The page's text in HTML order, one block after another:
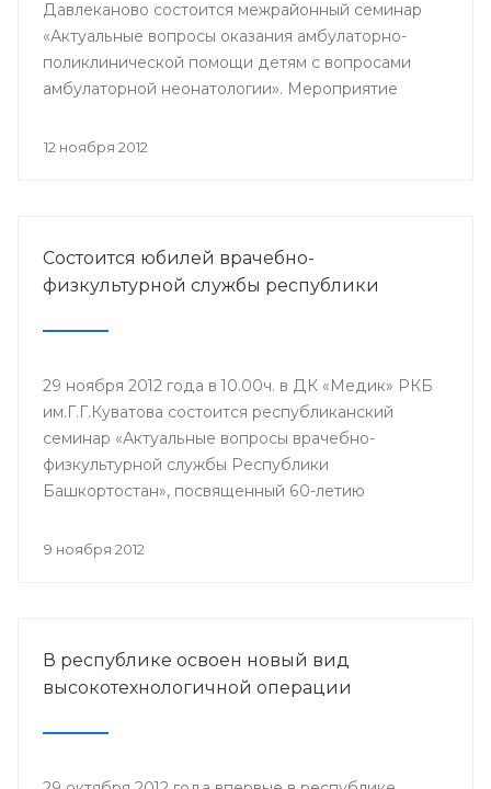
Давлеканово состоится межрайонный семинар
«Актуальные вопросы оказания амбулаторно-
поликлинической помощи детям с вопросами
амбулаторной неонатологии». Мероприятие
дальнейшего улучшения оказания медицинской
12 ноября 2012
Состоится юбилей врачебно-
физкультурной службы республики
29 ноября 2012 года в 10.00ч. в ДК «Медик» РКБ
им.Г.Г.Куватова состоится республиканский
семинар «Актуальные вопросы врачебно-
физкультурной службы Республики
Башкортостан», посвященный 60-летию
9 ноября 2012
В республике освоен новый вид
высокотехнологичной операции